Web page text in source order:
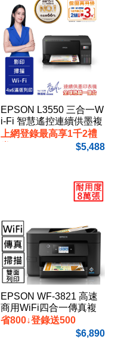
EPSON L3550 三合一W
i-Fi 智慧遙控連續供墨複
合機
上網登錄最高享1千2禮
5,488
EPSON WF-3821 高速
商用WiFi四合一傳真複
合機
省800↓登錄送500
6,890